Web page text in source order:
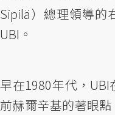
Sipilä）總理領導的
UBI。
早在1980年代，
前赫爾辛基的著眼